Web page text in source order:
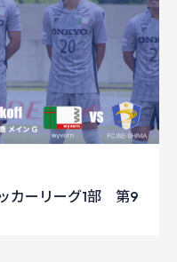
カーリーグ1部 第9